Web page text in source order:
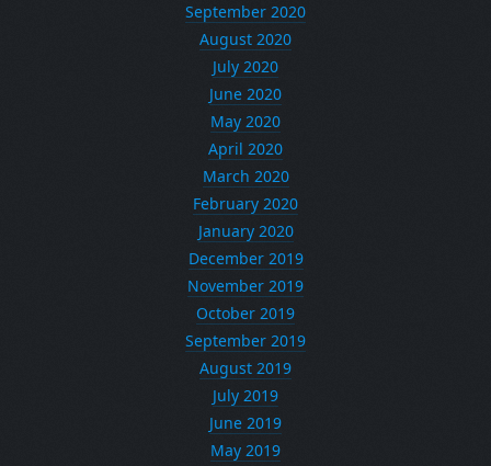
September 2020
August 2020
July 2020
June 2020
May 2020
April 2020
March 2020
February 2020
January 2020
December 2019
November 2019
October 2019
September 2019
August 2019
July 2019
June 2019
May 2019